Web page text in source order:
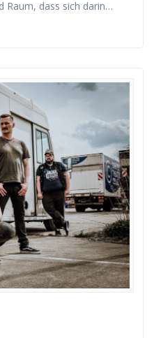
Raum, dass sich darin…